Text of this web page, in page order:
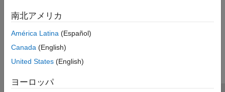
南北アメリカ
América Latina (Español)
Canada (English)
United States (English)
ヨーロッパ